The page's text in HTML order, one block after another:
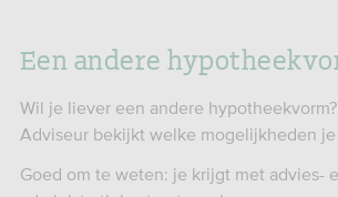
Een andere
Wil je liever een andere
Adviseur bekijkt welke mogelijkheden
Goed om te weten: je krijgt met advies-